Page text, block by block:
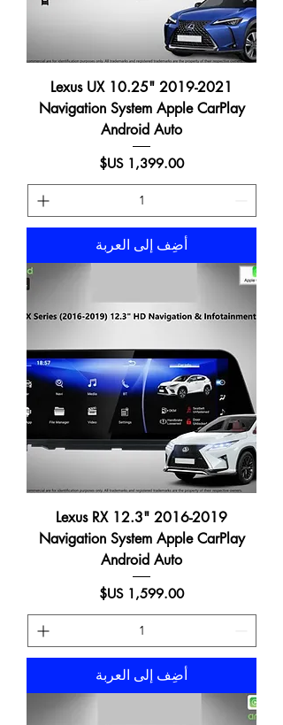
2019-2021 Lexus UX 10.25"
Navigation System Apple CarPlay
Android Auto
السعر
أضِف إلى العربة
2016-2019 Lexus RX 12.3"
Navigation System Apple CarPlay
Android Auto
السعر
أضِف إلى العربة